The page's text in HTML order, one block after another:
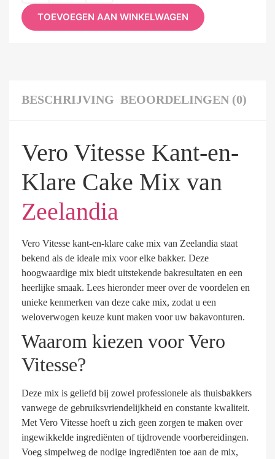
TOEVOEGEN AAN WINKELWAGEN
BESCHRIJVING BEOORDELINGEN (0)
Vero Vitesse Kant-en-
Klare Cake Mix van
Zeelandia
Vero Vitesse kant-en-klare cake mix van Zeelandia staat
bekend als de ideale mix voor elke bakker. Deze
hoogwaardige mix biedt uitstekende bakresultaten en een
heerlijke smaak. Lees hieronder meer over de voordelen en
unieke kenmerken van deze cake mix, zodat u een
weloverwogen keuze kunt maken voor uw bakavonturen.
Waarom kiezen voor Vero
Vitesse?
Deze mix is geliefd bij zowel professionele als thuisbakkers
vanwege de gebruiksvriendelijkheid en constante kwaliteit.
Met Vero Vitesse hoeft u zich geen zorgen te maken over
ingewikkelde ingrediënten of tijdrovende voorbereidingen.
Voeg simpelweg de nodige ingrediënten toe aan de mix,